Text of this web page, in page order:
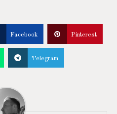
Facebook Pinterest
Telegram